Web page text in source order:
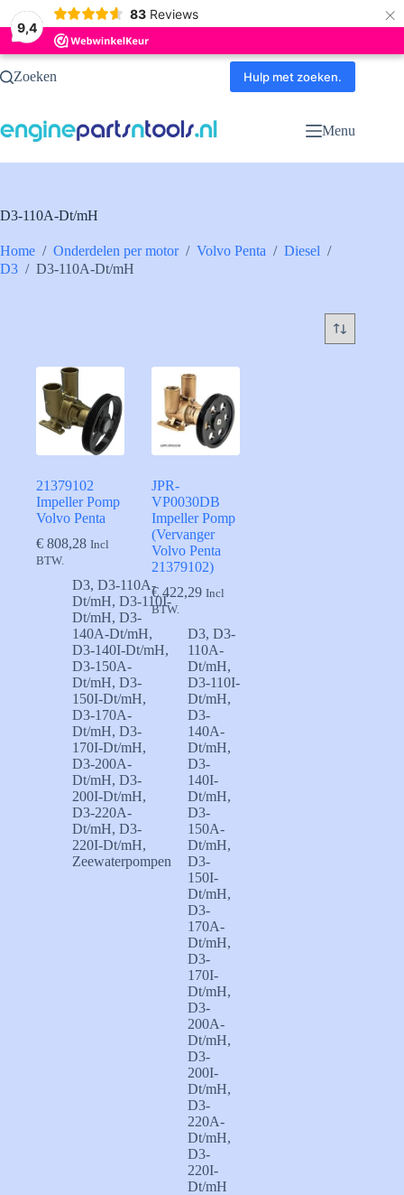
9,4
83 Reviews ×
Ga
naarZoeken Hulp met zoeken.
Menu
D3-110A-Dt/mH
Home / Onderdelen per motor / Volvo Penta / Diesel /
D3 / D3-110A-Dt/mH
21379102
Impeller Pomp
Volvo Penta
€ 808,28 Incl
BTW.
D3, D3-110A-
Dt/mH, D3-110I-
Dt/mH, D3-
140A-Dt/mH,
D3-140I-Dt/mH,
D3-150A-
Dt/mH, D3-
150I-Dt/mH,
D3-170A-
Dt/mH, D3-
170I-Dt/mH,
D3-200A-
Dt/mH, D3-
200I-Dt/mH,
D3-220A-
Dt/mH, D3-
220I-Dt/mH,
Zeewaterpompen
JPR-
VP0030DB
Impeller Pomp
(Vervanger
Volvo Penta
21379102)
€ 422,29 Incl
BTW.
D3,D3-
110A-
Dt/mH,
D3-110I-
Dt/mH,
D3-
140A-
Dt/mH,
D3-
140I-
Dt/mH,
D3-
150A-
Dt/mH,
D3-
150I-
Dt/mH,
D3-
170A-
Dt/mH,
D3-
170I-
Dt/mH,
D3-
200A-
Dt/mH,
D3-
200I-
Dt/mH,
D3-
220A-
Dt/mH,
D3-
220I-
Dt/mH